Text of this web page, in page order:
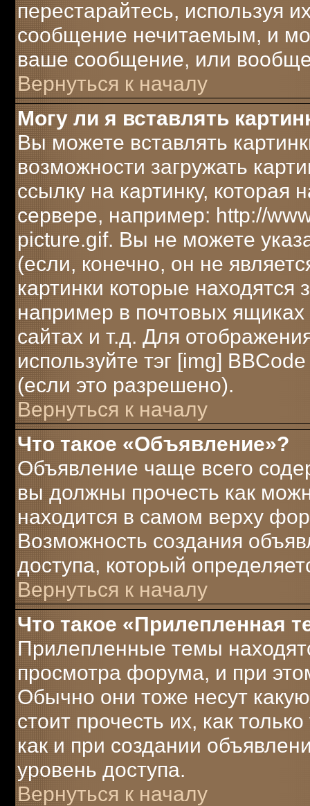
перестарайтесь, используя
сообщение нечитаемым, и
ваше сообщение, или вообще
Вернуться к началу
Могу ли я вставлять
Вы можете вставлять
возможности загружать
ссылку на картинку,
сервере, например: http://
picture.gif. Вы не можете
(если, конечно, он не
картинки которые
например в почтовых
сайтах и т.д. Для
используйте тэг [img]
(если это разрешено).
Вернуться к началу
Что такое «Объявление»?
Объявление чаще всего
вы должны прочесть как
находится в самом верху
Возможность создания
доступа, который
Вернуться к началу
Что такое «Прилепленная
Прилепленные темы
просмотра форума, и при
Обычно они тоже несут
стоит прочесть их, как
как и при создании
уровень доступа.
Вернуться к началу